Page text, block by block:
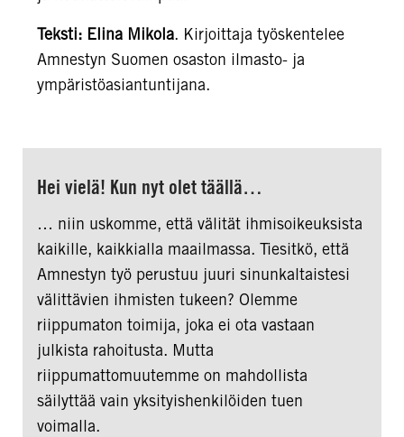
Teksti: Elina Mikola. Kirjoittaja työskentelee
Amnestyn Suomen osaston ilmasto- ja
ympäristöasiantuntijana.
Hei vielä! Kun nyt olet täällä…
… niin uskomme, että välität ihmisoikeuksista
kaikille, kaikkialla maailmassa. Tiesitkö, että
Amnestyn työ perustuu juuri sinunkaltaistesi
välittävien ihmisten tukeen? Olemme
riippumaton toimija, joka ei ota vastaan
julkista rahoitusta. Mutta
riippumattomuutemme on mahdollista
säilyttää vain yksityishenkilöiden tuen
voimalla.